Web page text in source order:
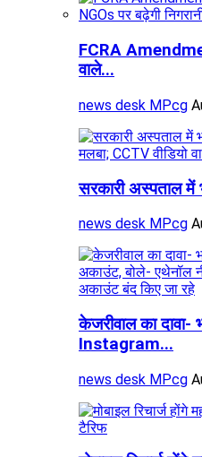
FCRA
वाले...
news desk MPcg
सरकारी अस्पताल में
news desk MPcg
केजरीवाल का
Instagram...
news desk MPcg